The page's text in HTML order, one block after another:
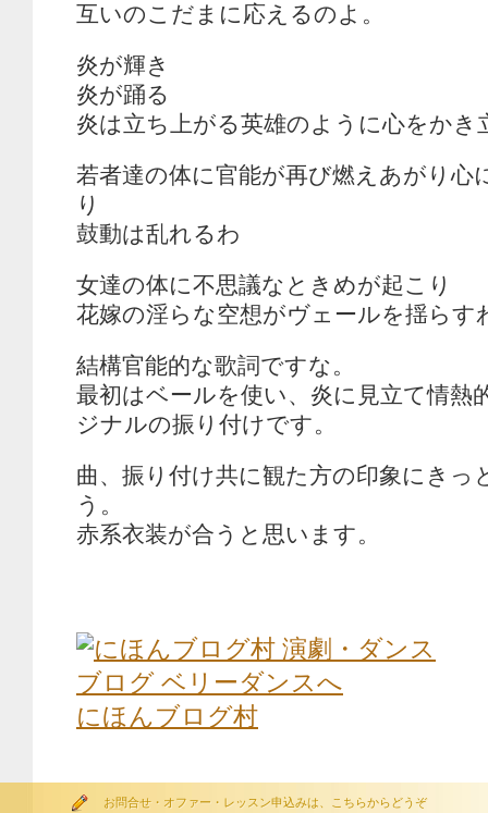
互いのこだまに応えるのよ。
炎が輝き
炎が踊る
炎は立ち上がる英雄のように心をかき
若者達の体に官能が再び燃えあがり心
り
鼓動は乱れるわ
女達の体に不思議なときめが起こり
花嫁の淫らな空想がヴェールを揺らす
結構官能的な歌詞ですな。
最初はベールを使い、炎に見立て情熱
ジナルの振り付けです。
曲、振り付け共に観た方の印象にきっ
う。
赤系衣装が合うと思います。
にほんブログ村
お問合せ・オファー・レッスン申込みは、こちらからどうぞ